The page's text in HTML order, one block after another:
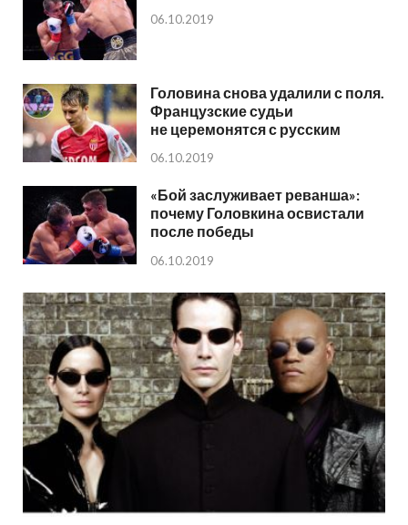
06.10.2019
Головина снова удалили с поля.
Французские судьи
не церемонятся с русским
06.10.2019
«Бой заслуживает реванша»:
почему Головкина освистали
после победы
06.10.2019